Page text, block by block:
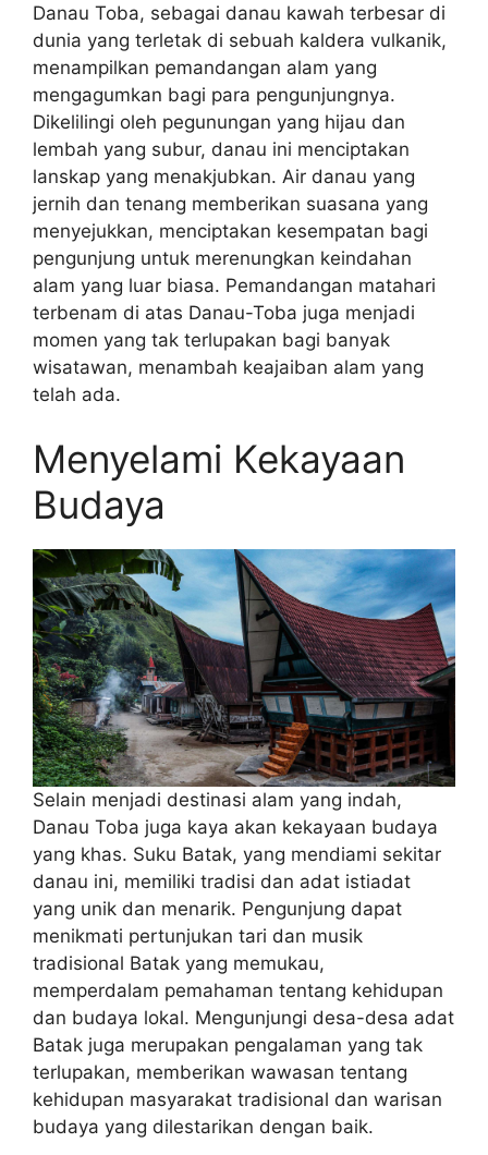
Danau Toba, sebagai danau kawah terbesar di
dunia yang terletak di sebuah kaldera vulkanik,
menampilkan pemandangan alam yang
mengagumkan bagi para pengunjungnya.
Dikelilingi oleh pegunungan yang hijau dan
lembah yang subur, danau ini menciptakan
lanskap yang menakjubkan. Air danau yang
jernih dan tenang memberikan suasana yang
menyejukkan, menciptakan kesempatan bagi
pengunjung untuk merenungkan keindahan
alam yang luar biasa. Pemandangan matahari
terbenam di atas Danau-Toba juga menjadi
momen yang tak terlupakan bagi banyak
wisatawan, menambah keajaiban alam yang
telah ada.
Menyelami Kekayaan
Budaya
Selain menjadi destinasi alam yang indah,
Danau Toba juga kaya akan kekayaan budaya
yang khas. Suku Batak, yang mendiami sekitar
danau ini, memiliki tradisi dan adat istiadat
yang unik dan menarik. Pengunjung dapat
menikmati pertunjukan tari dan musik
tradisional Batak yang memukau,
memperdalam pemahaman tentang kehidupan
dan budaya lokal. Mengunjungi desa-desa adat
Batak juga merupakan pengalaman yang tak
terlupakan, memberikan wawasan tentang
kehidupan masyarakat tradisional dan warisan
budaya yang dilestarikan dengan baik.